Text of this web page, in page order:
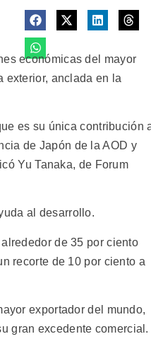
económicas del mayor
exterior, anclada en la
es su única contribución
de Japón de la AOD y
Yu Tanaka, de Forum
al desarrollo.
de 35 por ciento
recorte de 10 por ciento a
exportador del mundo,
gran excedente comercial.